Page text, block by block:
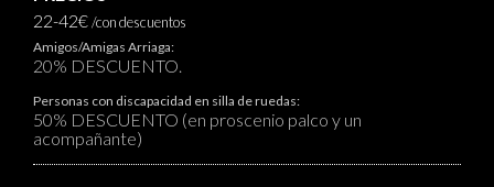
22-42€/con descuentos
Amigos/Amigas Arriaga:
20% DESCUENTO.
Personas con discapacidad en silla de ruedas:
50% DESCUENTO (en proscenio palco y un
acompañante)